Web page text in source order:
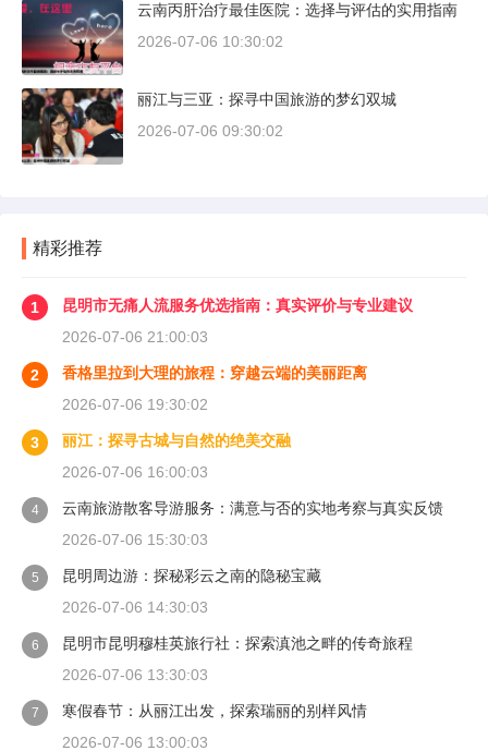
云南丙肝治疗最佳医院：选择与评估的实用指南
2026-07-06 10:30:02
丽江与三亚：探寻中国旅游的梦幻双城
2026-07-06 09:30:02
精彩推荐
1
昆明市无痛人流服务优选指南：真实评价与专业建议
2026-07-06 21:00:03
2
香格里拉到大理的旅程：穿越云端的美丽距离
2026-07-06 19:30:02
3
丽江：探寻古城与自然的绝美交融
2026-07-06 16:00:03
4
云南旅游散客导游服务：满意与否的实地考察与真实反馈
2026-07-06 15:30:03
5
昆明周边游：探秘彩云之南的隐秘宝藏
2026-07-06 14:30:03
6
昆明市昆明穆桂英旅行社：探索滇池之畔的传奇旅程
2026-07-06 13:30:03
7
寒假春节：从丽江出发，探索瑞丽的别样风情
2026-07-06 13:00:03